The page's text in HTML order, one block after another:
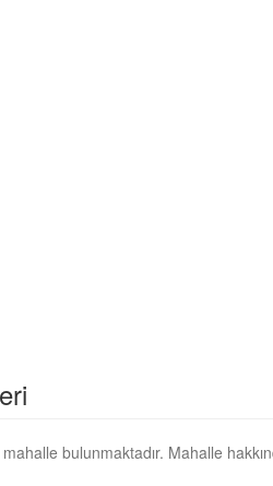
bulunmaktadır. Mahalle